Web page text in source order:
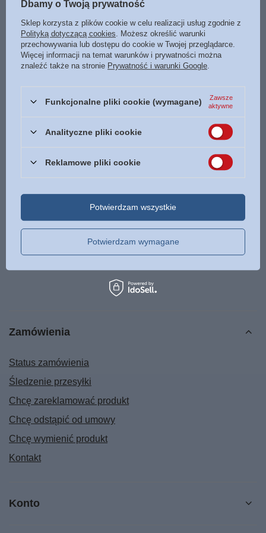
Palla - E-BOOK
29,99 zł / szt.
Najniższa cena z 30 dni przed
obniżką:
29,99 zł
0%
Cena regularna: 40,00 zł -25%
Testament wyd. V - duży druk
bordowe - oprawa twarda
75,00 zł / szt.
deuterokanonicznymi srebrne
brzegi kartek niebieska MK
250,00 zł / szt.
Czy można dzisiaj dobrze
wychować dzieci? - Jacek
Pulikowski - oprawa miękka
34,90 zł
Zamówienia
Status zamówienia
Śledzenie przesyłki
Chcę zareklamować produkt
Chcę odstąpić od umowy
Chcę wymienić produkt
Kontakt
Konto
Dbamy o Twoją prywatność
Sklep korzysta z plików cookie w celu realizacji usług zgodnie z
Polityką dotyczącą cookies . Możesz określić warunki
przechowywania lub dostępu do cookie w Twojej przeglądarce.
Więcej informacji na temat warunków i prywatności można
znaleźć także na stronie Prywatność i warunki Google
Funkcjonalne pliki cookie (wymagane)
Zawsze
aktywne
Analityczne pliki cookie
Reklamowe pliki cookie
Potwierdzam wymagane
Potwierdzam wszystkie